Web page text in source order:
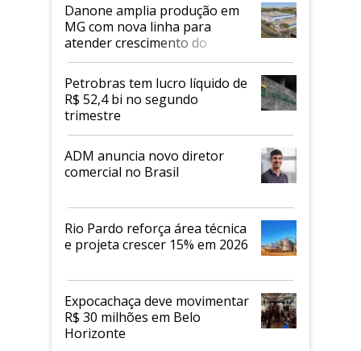
Danone amplia produção em
MG com nova linha para
atender crescimento do
mercado de alimentos
proteicos
Petrobras tem lucro líquido de
R$ 52,4 bi no segundo
trimestre
ADM anuncia novo diretor
comercial no Brasil
Rio Pardo reforça área técnica
e projeta crescer 15% em 2026
Expocachaça deve movimentar
R$ 30 milhões em Belo
Horizonte